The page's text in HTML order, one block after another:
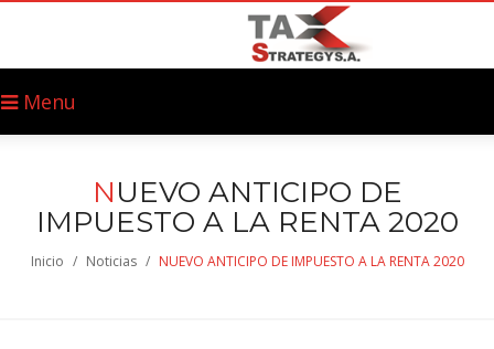
Menu
NUEVO ANTICIPO DE
IMPUESTO A LA RENTA 2020
Inicio / Noticias / NUEVO ANTICIPO DE IMPUESTO A LA RENTA 2020